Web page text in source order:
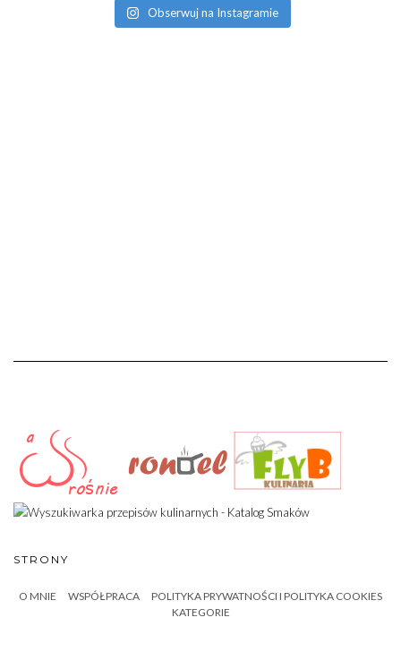
Obserwuj na Instagramie
STRONY
O MNIE WSPÓŁPRACA
POLITYKA PRYWATNOŚCI I POLITYKA COOKIES
KATEGORIE